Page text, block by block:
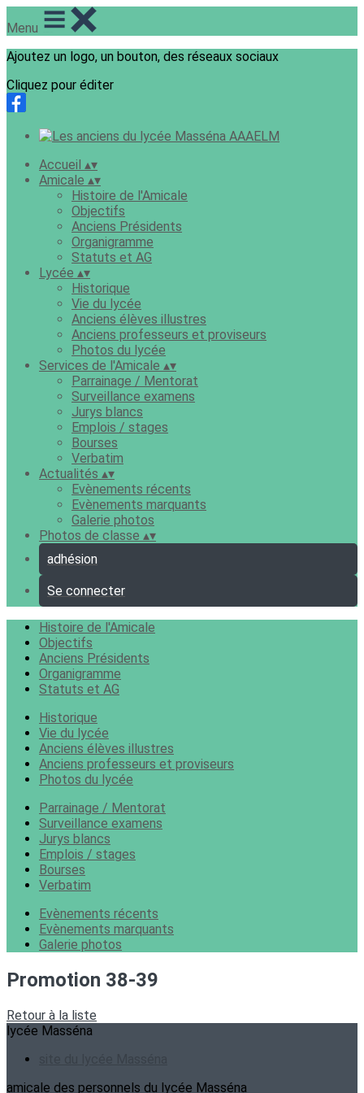
Menu
Ajoutez un logo, un bouton, des réseaux sociaux
Cliquez pour éditer
Accueil ▴▾
Amicale ▴▾
Histoire de l'Amicale
Objectifs
Anciens Présidents
Organigramme
Statuts et AG
Lycée ▴▾
Historique
Vie du lycée
Anciens élèves illustres
Anciens professeurs et proviseurs
Photos du lycée
Services de l'Amicale ▴▾
Parrainage / Mentorat
Surveillance examens
Jurys blancs
Emplois / stages
Bourses
Verbatim
Actualités ▴▾
Evènements récents
Evènements marquants
Galerie photos
Photos de classe ▴▾
adhésion
Se connecter
Histoire de l'Amicale
Objectifs
Anciens Présidents
Organigramme
Statuts et AG
Historique
Vie du lycée
Anciens élèves illustres
Anciens professeurs et proviseurs
Photos du lycée
Parrainage / Mentorat
Surveillance examens
Jurys blancs
Emplois / stages
Bourses
Verbatim
Evènements récents
Evènements marquants
Galerie photos
Promotion 38-39
Retour à la liste
lycée Masséna
amicale des personnels du lycée Masséna